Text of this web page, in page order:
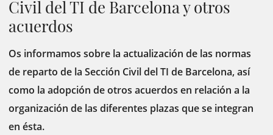
Civil del TI de Barcelona y otros
acuerdos
Os informamos sobre la actualización de las normas
de reparto de la Sección Civil del TI de Barcelona, así
como la adopción de otros acuerdos en relación a la
organización de las diferentes plazas que se integran
en ésta.